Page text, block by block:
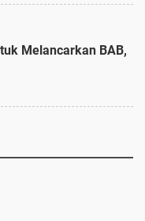
Melancarkan BAB,